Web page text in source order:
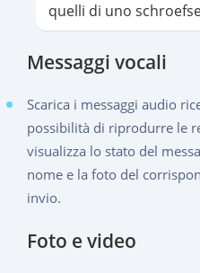
quelli di uno
Messaggi vocali
Scarica i messaggi audio
possibilità di riprodurre le
visualizza lo stato del
nome e la foto del
invio.
Foto e video